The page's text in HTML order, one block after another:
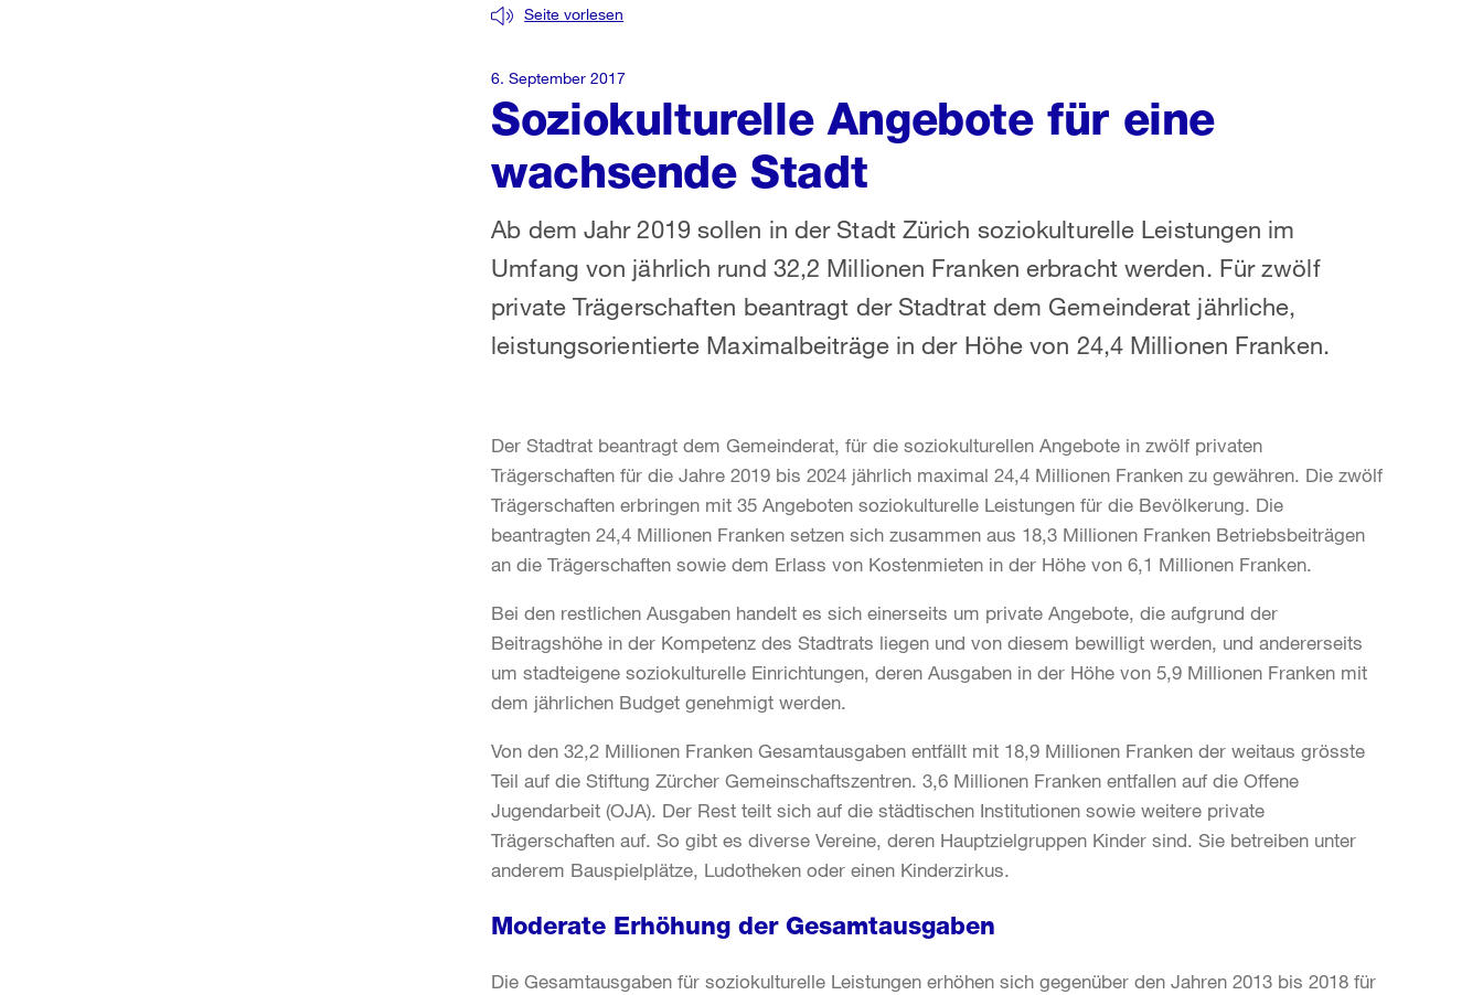
Soziokulturelle Angebote für eine
wachsende Stadt
Seite vorlesen
Ab dem Jahr 2019 sollen in der Stadt Zürich soziokulturelle Leistungen im
Umfang von jährlich rund 32,2 Millionen Franken erbracht werden. Für zwölf
private Trägerschaften beantragt der Stadtrat dem Gemeinderat jährliche,
leistungsorientierte Maximalbeiträge in der Höhe von 24,4 Millionen Franken.
6. September 2017
Der Stadtrat beantragt dem Gemeinderat, für die soziokulturellen Angebote in zwölf privaten
Trägerschaften für die Jahre 2019 bis 2024 jährlich maximal 24,4 Millionen Franken zu gewähren. Die zwölf
Trägerschaften erbringen mit 35 Angeboten soziokulturelle Leistungen für die Bevölkerung. Die
beantragten 24,4 Millionen Franken setzen sich zusammen aus 18,3 Millionen Franken Betriebsbeiträgen
an die Trägerschaften sowie dem Erlass von Kostenmieten in der Höhe von 6,1 Millionen Franken.
Bei den restlichen Ausgaben handelt es sich einerseits um private Angebote, die aufgrund der
Beitragshöhe in der Kompetenz des Stadtrats liegen und von diesem bewilligt werden, und andererseits
um stadteigene soziokulturelle Einrichtungen, deren Ausgaben in der Höhe von 5,9 Millionen Franken mit
dem jährlichen Budget genehmigt werden.
Von den 32,2 Millionen Franken Gesamtausgaben entfällt mit 18,9 Millionen Franken der weitaus grösste
Teil auf die Stiftung Zürcher Gemeinschaftszentren. 3,6 Millionen Franken entfallen auf die Offene
Jugendarbeit (OJA). Der Rest teilt sich auf die städtischen Institutionen sowie weitere private
Trägerschaften auf. So gibt es diverse Vereine, deren Hauptzielgruppen Kinder sind. Sie betreiben unter
anderem Bauspielplätze, Ludotheken oder einen Kinderzirkus.
Moderate Erhöhung der Gesamtausgaben
Die Gesamtausgaben für soziokulturelle Leistungen erhöhen sich gegenüber den Jahren 2013 bis 2018 für